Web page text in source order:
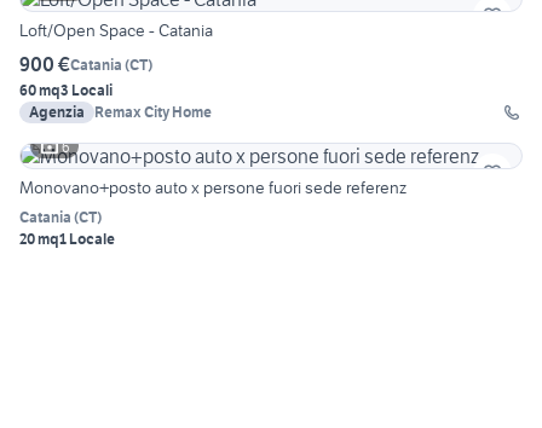
Loft/Open Space - Catania
900 €Catania (CT)
60 mq3 Locali
Agenzia
Remax City Home
6
Monovano+posto auto x persone fuori sede referenz
Catania (CT)
20 mq1 Locale